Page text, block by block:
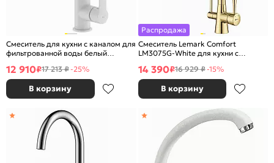
Смеситель для кухни с каналом для
фильтрованной воды белый
12 910₽17 213 ₽-25%
В корзину
Распродажа
Смеситель Lemark Comfort
LM3075G-White для кухни с
питьевой водой
14 390₽16 929 ₽-15%
В корзину